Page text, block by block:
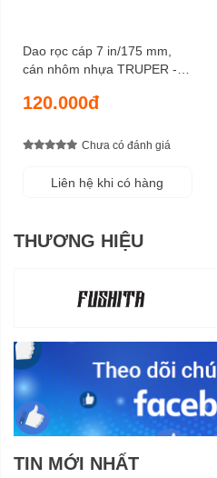
Dao rọc cáp 7 in/175 mm,
cán nhôm nhựa TRUPER -
120.000đ
Chưa có đánh giá
Liên hệ khi có hàng
THƯƠNG HIỆU
TIN MỚI NHẤT